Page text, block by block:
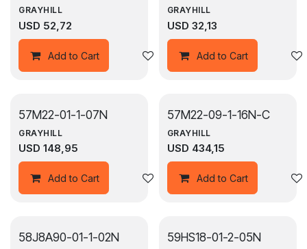
GRAYHILL
USD 52,72
Add to Cart Agregar a la lista de deseos
GRAYHILL
USD 32,13
Add to Cart
57M22-01-1-07N
GRAYHILL
USD 148,95
Add to Cart Agregar a la lista de deseos
57M22-09-1-16N-C
GRAYHILL
USD 434,15
Add to Cart
58J8A90-01-1-02N 59HS18-01-2-05N